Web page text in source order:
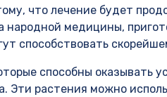
что лечение будет
медицины,
способствовать
способны оказывать
Эти растения можно